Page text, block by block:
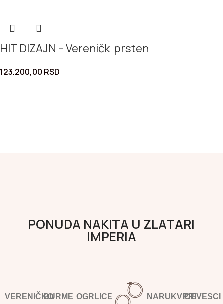
HIT DIZAJN – Verenički prsten
123.200,00 RSD
PONUDA NAKITA U ZLATARI
IMPERIA
VERENIČKOBURME OGRLICE NARUKVICEPRIVESCI